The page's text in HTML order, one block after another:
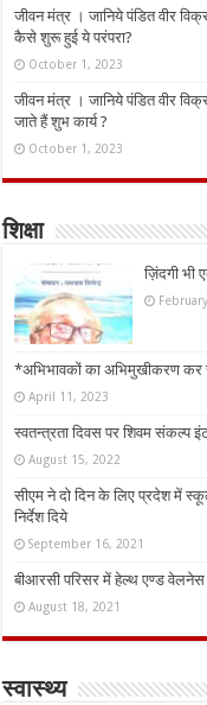
जीवन मंत्र । जानिये पंडित वीर
कैसे शुरू हुई ये परंपरा?
October 1, 2023
जीवन मंत्र । जानिये पंडित वीर
जाते हैं शुभ कार्य ?
October 1, 2023
शिक्षा
ज़िंदगी
*अभिभावकों का अभिमुखीकरण
April 11, 2023
स्वतन्त्रता दिवस पर शिवम संकल्प
August 15, 2022
सीएम ने दो दिन के लिए प्रदेश में
निर्देश दिये
September 16, 2021
बीआरसी परिसर में हेल्थ एण्ड वेलनेस
August 18, 2021
स्वास्थ्य